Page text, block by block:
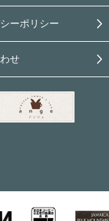
ーポリシー
せ